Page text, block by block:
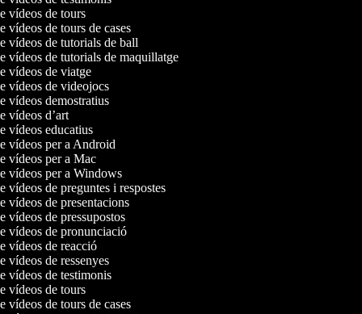
vídeos de tours
vídeos de tours de cases
vídeos de tutorials de ball
vídeos de tutorials de maquillatge
vídeos de viatge
vídeos de videojocs
vídeos demostratius
vídeos d’art
vídeos educatius
vídeos per a Android
vídeos per a Mac
vídeos per a Windows
vídeos de preguntes i respostes
vídeos de presentacions
vídeos de pressupostos
vídeos de pronunciació
vídeos de reacció
vídeos de ressenyes
vídeos de testimonis
vídeos de tours
vídeos de tours de cases